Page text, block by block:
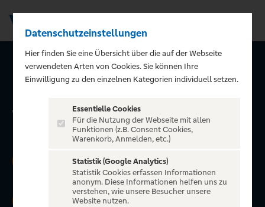
Urlaub. All-Inclusive.
Visa.
Jetzt »GoldCard von Visa« beantragen und
100 EUR Reisegutscheinerhalten.
Zusätzlich die Chance erhalten, ein
Datenschutzeinstellungen
Hier finden Sie eine Übersicht über die auf der Webseite
verwendeten Arten von Cookies. Sie können Ihre
Einwilligung zu den einzelnen Kategorien individuell setzen.
Essentielle Cookies
Für die Nutzung der Webseite mit allen
Funktionen (z.B. Consent Cookies,
Warenkorb, Anmelden, etc.)
Statistik (Google Analytics)
Statistik Cookies erfassen Informationen
anonym. Diese Informationen helfen uns zu
verstehen, wie unsere Besucher unsere
Website nutzen.